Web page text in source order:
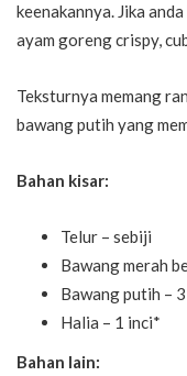
keenakannya. Jika
ayam goreng crispy,
Teksturnya memang
bawang putih yang
Bahan kisar:
Telur – sebiji
Bawang merah
Bawang putih –
Halia – 1 inci*
Bahan lain: